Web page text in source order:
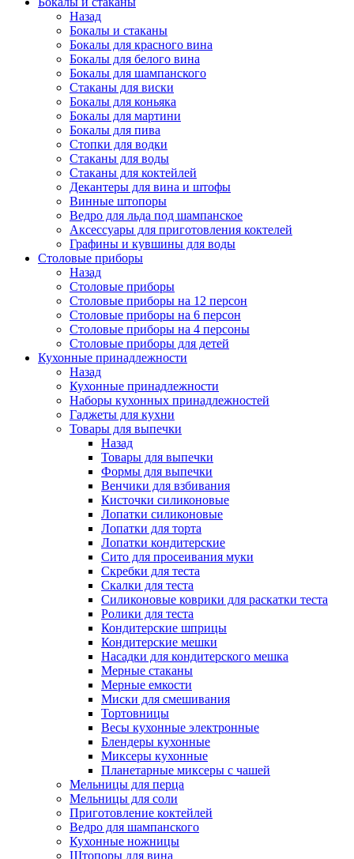
Назад
Бокалы и стаканы
Бокалы для красного вина
Бокалы для белого вина
Бокалы для шампанского
Стаканы для виски
Бокалы для коньяка
Бокалы для мартини
Бокалы для пива
Стопки для водки
Стаканы для воды
Стаканы для коктейлей
Декантеры для вина и штофы
Винные штопоры
Ведро для льда под шампанское
Аксессуары для приготовления коктелей
Графины и кувшины для воды
Столовые приборы
Назад
Столовые приборы
Столовые приборы на 12 персон
Столовые приборы на 6 персон
Столовые приборы на 4 персоны
Столовые приборы для детей
Кухонные принадлежности
Назад
Кухонные принадлежности
Наборы кухонных принадлежностей
Гаджеты для кухни
Товары для выпечки
Назад
Товары для выпечки
Формы для выпечки
Венчики для взбивания
Кисточки силиконовые
Лопатки силиконовые
Лопатки для торта
Лопатки кондитерские
Сито для просеивания муки
Скребки для теста
Скалки для теста
Силиконовые коврики для раскатки теста
Ролики для теста
Кондитерские шприцы
Кондитерские мешки
Насадки для кондитерского мешка
Мерные стаканы
Мерные емкости
Миски для смешивания
Тортовницы
Весы кухонные электронные
Блендеры кухонные
Миксеры кухонные
Планетарные миксеры с чашей
Мельницы для перца
Мельницы для соли
Приготовление коктейлей
Ведро для шампанского
Кухонные ножницы
Штопоры для вина